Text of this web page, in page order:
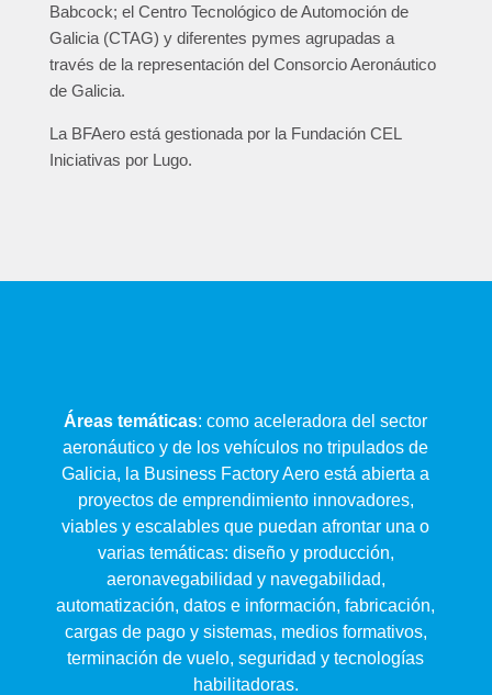
Babcock; el Centro Tecnológico de Automoción de
Galicia (CTAG) y diferentes pymes agrupadas a
través de la representación del Consorcio Aeronáutico
de Galicia.
La BFAero está gestionada por la Fundación CEL
Iniciativas por Lugo.
Áreas temáticas: como aceleradora del sector
aeronáutico y de los vehículos no tripulados de
Galicia, la Business Factory Aero está abierta a
proyectos de emprendimiento innovadores,
viables y escalables que puedan afrontar una o
varias temáticas: diseño y producción,
aeronavegabilidad y navegabilidad,
automatización, datos e información, fabricación,
cargas de pago y sistemas, medios formativos,
terminación de vuelo, seguridad y tecnologías
habilitadoras.